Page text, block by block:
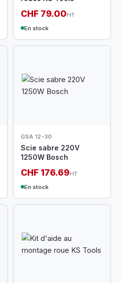
CHF 79.00HT
En stock
GSA 12-30
Scie sabre 220V
1250W Bosch
CHF 176.69HT
En stock